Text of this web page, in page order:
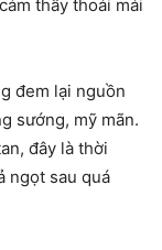
thấy thoải mái
đem lại nguồn
sướng, mỹ mãn.
đây là thời
ngọt sau quá